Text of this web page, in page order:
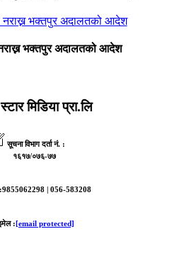
नराख्न भक्तपुर अदालतको आदेश
मिडिया प्रा.लि
सूचना विभाग दर्ता नं. :
१६१७/०७६-७७
| 056-583208
: [email protected]